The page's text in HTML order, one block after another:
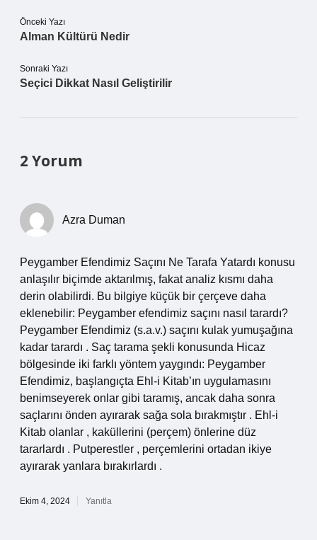
Önceki Yazı
Alman Kültürü Nedir
Sonraki Yazı
Seçici Dikkat Nasıl Geliştirilir
2 Yorum
Azra Duman
Peygamber Efendimiz Saçını Ne Tarafa Yatardı konusu
anlaşılır biçimde aktarılmış, fakat analiz kısmı daha
derin olabilirdi. Bu bilgiye küçük bir çerçeve daha
eklenebilir: Peygamber efendimiz saçını nasıl tarardı?
Peygamber Efendimiz (s.a.v.) saçını kulak yumuşağına
kadar tarardı . Saç tarama şekli konusunda Hicaz
bölgesinde iki farklı yöntem yaygındı: Peygamber
Efendimiz, başlangıçta Ehl-i Kitab’ın uygulamasını
benimseyerek onlar gibi taramış, ancak daha sonra
saçlarını önden ayırarak sağa sola bırakmıştır . Ehl-i
Kitab olanlar , kaküllerini (perçem) önlerine düz
tararlardı . Putperestler , perçemlerini ortadan ikiye
ayırarak yanlara bırakırlardı .
Ekim 4, 2024 Yanıtla